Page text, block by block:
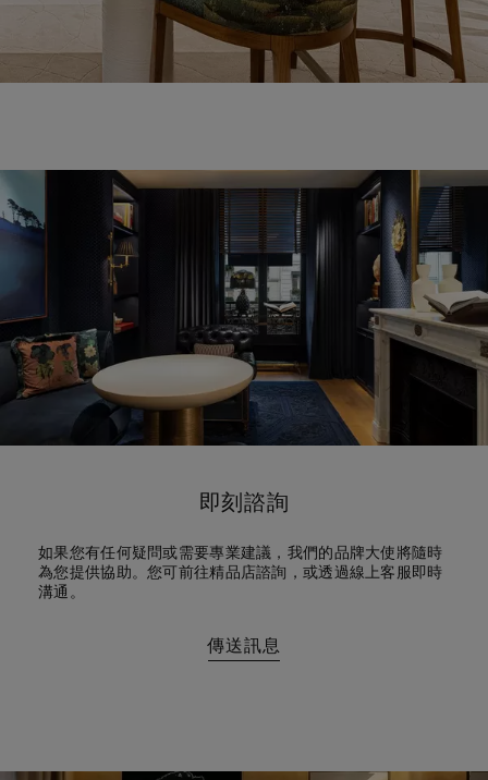
即刻諮詢
如果您有任何疑問或需要專業建議，我們的品牌大使將隨時
為您提供協助。您可前往精品店諮詢，或透過線上客服即時
溝通。
傳送訊息